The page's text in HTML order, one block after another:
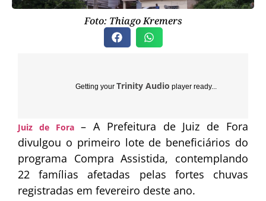
Foto: Thiago Kremers
Getting your Trinity Audio player ready...
Juiz de Fora– A Prefeitura de Juiz de Fora
divulgou o primeiro lote de beneficiários do
programa Compra Assistida, contemplando
22 famílias afetadas pelas fortes chuvas
registradas em fevereiro deste ano.